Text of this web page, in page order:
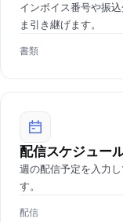
インボイス番号や振
ま引き継げます。
書類
配信スケジュー
週の配信予定を入力
す。
配信